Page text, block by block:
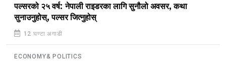
पल्सरको २५ वर्ष: नेपाली राइडरका लागि सुनौलो अवसर, कथा
सुनाउनुहोस्, पल्सर जित्नुहोस्
12 घण्टा अगाडी
ECONOMY& POLITICS